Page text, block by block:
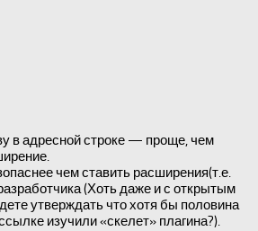
в адресной строке — проще, чем
чем ставить расширения(т.е.
(Хоть даже и с открытым
утверждать что хотя бы половина
изучили «скелет» плагина?).